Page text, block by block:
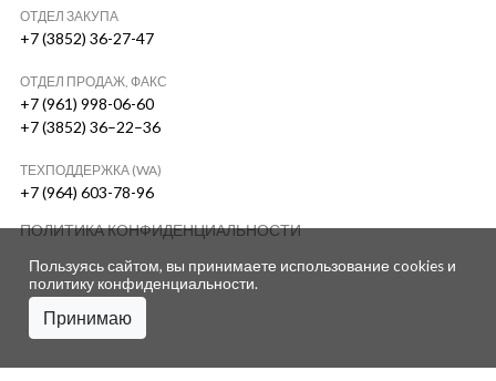
ОТДЕЛ ЗАКУПА
+7 (3852) 36-27-47
ОТДЕЛ ПРОДАЖ, ФАКС
+7 (961) 998-06-60
+7 (3852) 36–22–36
ТЕХПОДДЕРЖКА (WA)
+7 (964) 603-78-96
ПОЛИТИКА КОНФИДЕНЦИАЛЬНОСТИ
Пользуясь сайтом, вы принимаете использование cookies и
политику конфиденциальности.
Принимаю